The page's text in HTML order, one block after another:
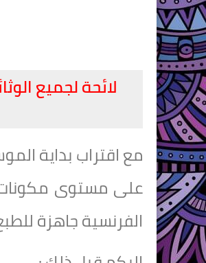
لائحة لجميع
على مستوى مكونات
الفرنسية جاهزة